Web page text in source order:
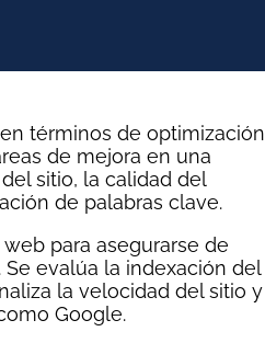
términos de optimización
de mejora en una
sitio, la calidad del
de palabras clave.
para asegurarse de
evalúa la indexación del
la velocidad del sitio y
Google.